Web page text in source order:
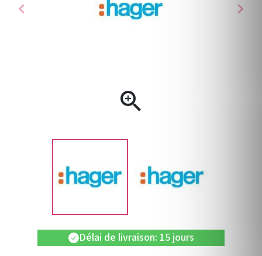
chevron_left

chevron_right
check Délai de livraison: 15 jours